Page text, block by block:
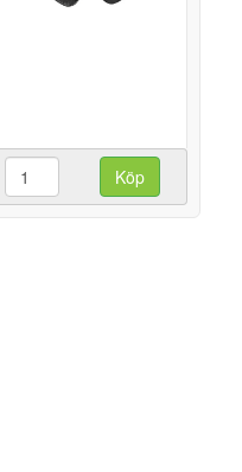
Köp